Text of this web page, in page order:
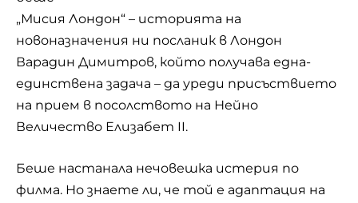
„Мисия Лондон“ – историята на
новоназначения ни посланик в Лондон
Варадин Димитров, който получава една-
единствена задача – да уреди присъствието
на прием в посолството на Нейно
Величество Елизабет II.
Беше настанала нечовешка истерия по
филма. Но знаете ли, че той е адаптация на